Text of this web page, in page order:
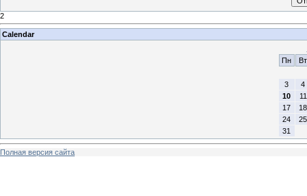
2
Calendar
Пн
Вт
3
4
10
11
17
18
24
25
31
Полная версия сайта